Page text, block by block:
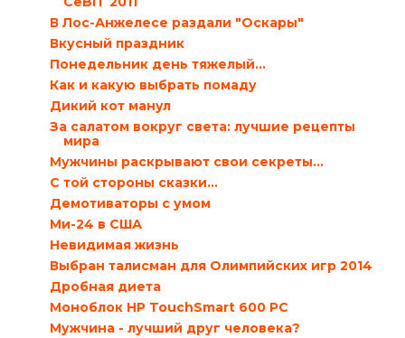
В Лос-Анжелесе раздали "Оскары"
Вкусный праздник
Понедельник день тяжелый…
Как и какую выбрать помаду
Дикий кот манул
За салатом вокруг света: лучшие рецепты
мира
Мужчины раскрывают свои секреты…
С той стороны сказки…
Демотиваторы с умом
Ми-24 в США
Невидимая жизнь
Выбран талисман для Олимпийских игр 2014
Дробная диета
Моноблок HP TouchSmart 600 PC
Мужчина - лучший друг человека?